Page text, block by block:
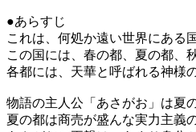
●あらすじ
これは、何処か遠い世界にある
この国には、春の都、夏の都、
各都には、天華と呼ばれる神様
物語の主人公「あさがお」は夏
夏の都は商売が盛んな実力主義